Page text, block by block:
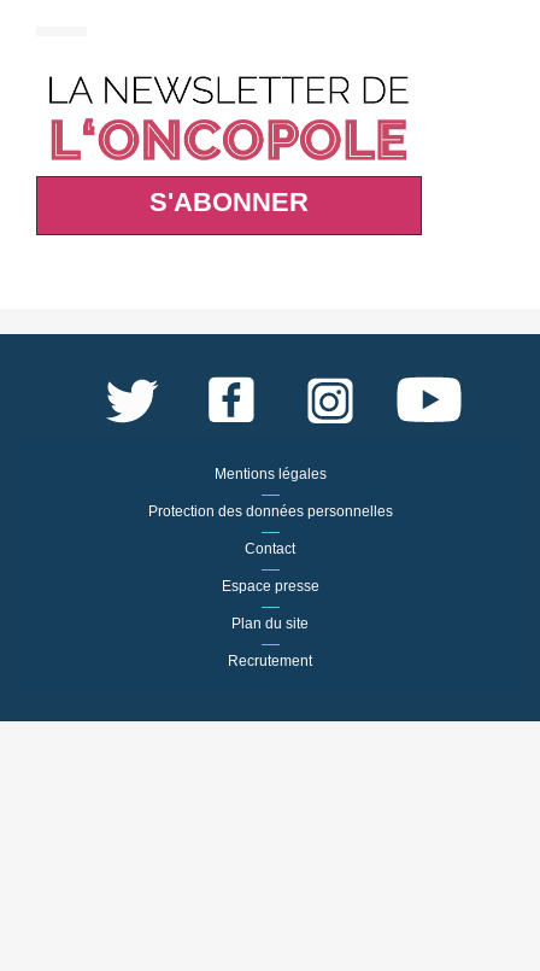
S'ABONNER
Mentions légales
Protection des données personnelles
Contact
Espace presse
Plan du site
Recrutement